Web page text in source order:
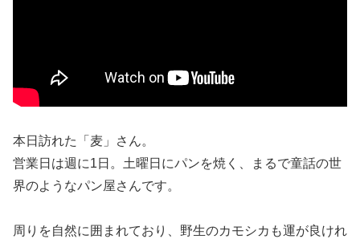
本日訪れた「麦」さん。
営業日は週に1日。土曜日にパンを焼く、まるで童話の世
界のようなパン屋さんです。
周りを自然に囲まれており、野生のカモシカも運が良けれ